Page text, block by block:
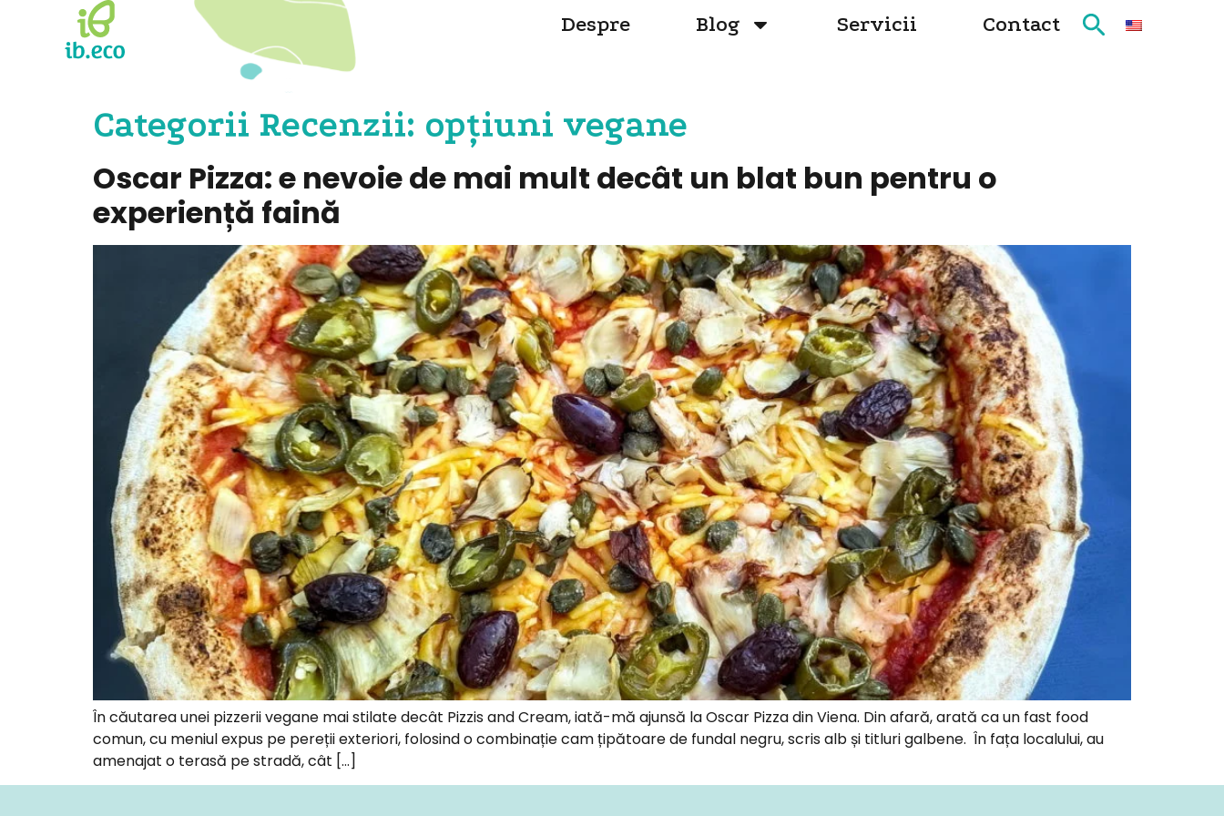
Despre Blog Servicii Contact
Categorii Recenzii: opțiuni vegane
Oscar Pizza: e nevoie de mai mult decât un blat bun pentru o
experiență faină
În căutarea unei pizzerii vegane mai stilate decât Pizzis and Cream, iată-mă ajunsă la Oscar Pizza din Viena. Din afară, arată ca un fast food
comun, cu meniul expus pe pereții exteriori, folosind o combinație cam țipătoare de fundal negru, scris alb și titluri galbene. În fața localului, au
amenajat o terasă pe stradă, cât […]